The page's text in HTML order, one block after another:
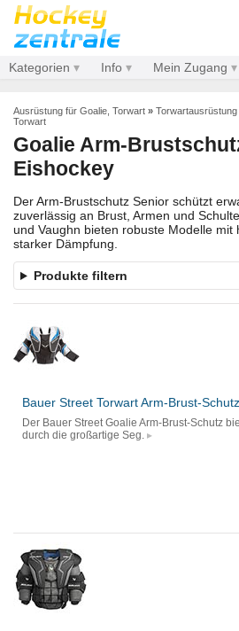
Kategorien Info Mein Zugang
Ausrüstung für Goalie, Torwart » Torwartausrüstung
Torwart
Goalie Arm-
Eishockey
Der Arm-Brustschutz Senior schützt
zuverlässig an Brust, Armen und
und Vaughn bieten robuste Modelle mit
starker Dämpfung.
Produkte filtern
Bauer Street Torwart Arm-Brust-
Der Bauer Street Goalie Arm-Brust-Schutz
durch die großartige Seg.